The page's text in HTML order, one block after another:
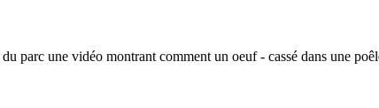
parc une vidéo montrant comment un oeuf - cassé dans une